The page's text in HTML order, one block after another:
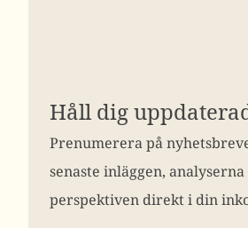
Håll dig
Prenumerera på
senaste inläggen, analyserna
perspektiven direkt i din